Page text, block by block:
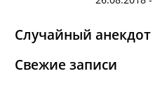
Случайный анекдот
Свежие записи